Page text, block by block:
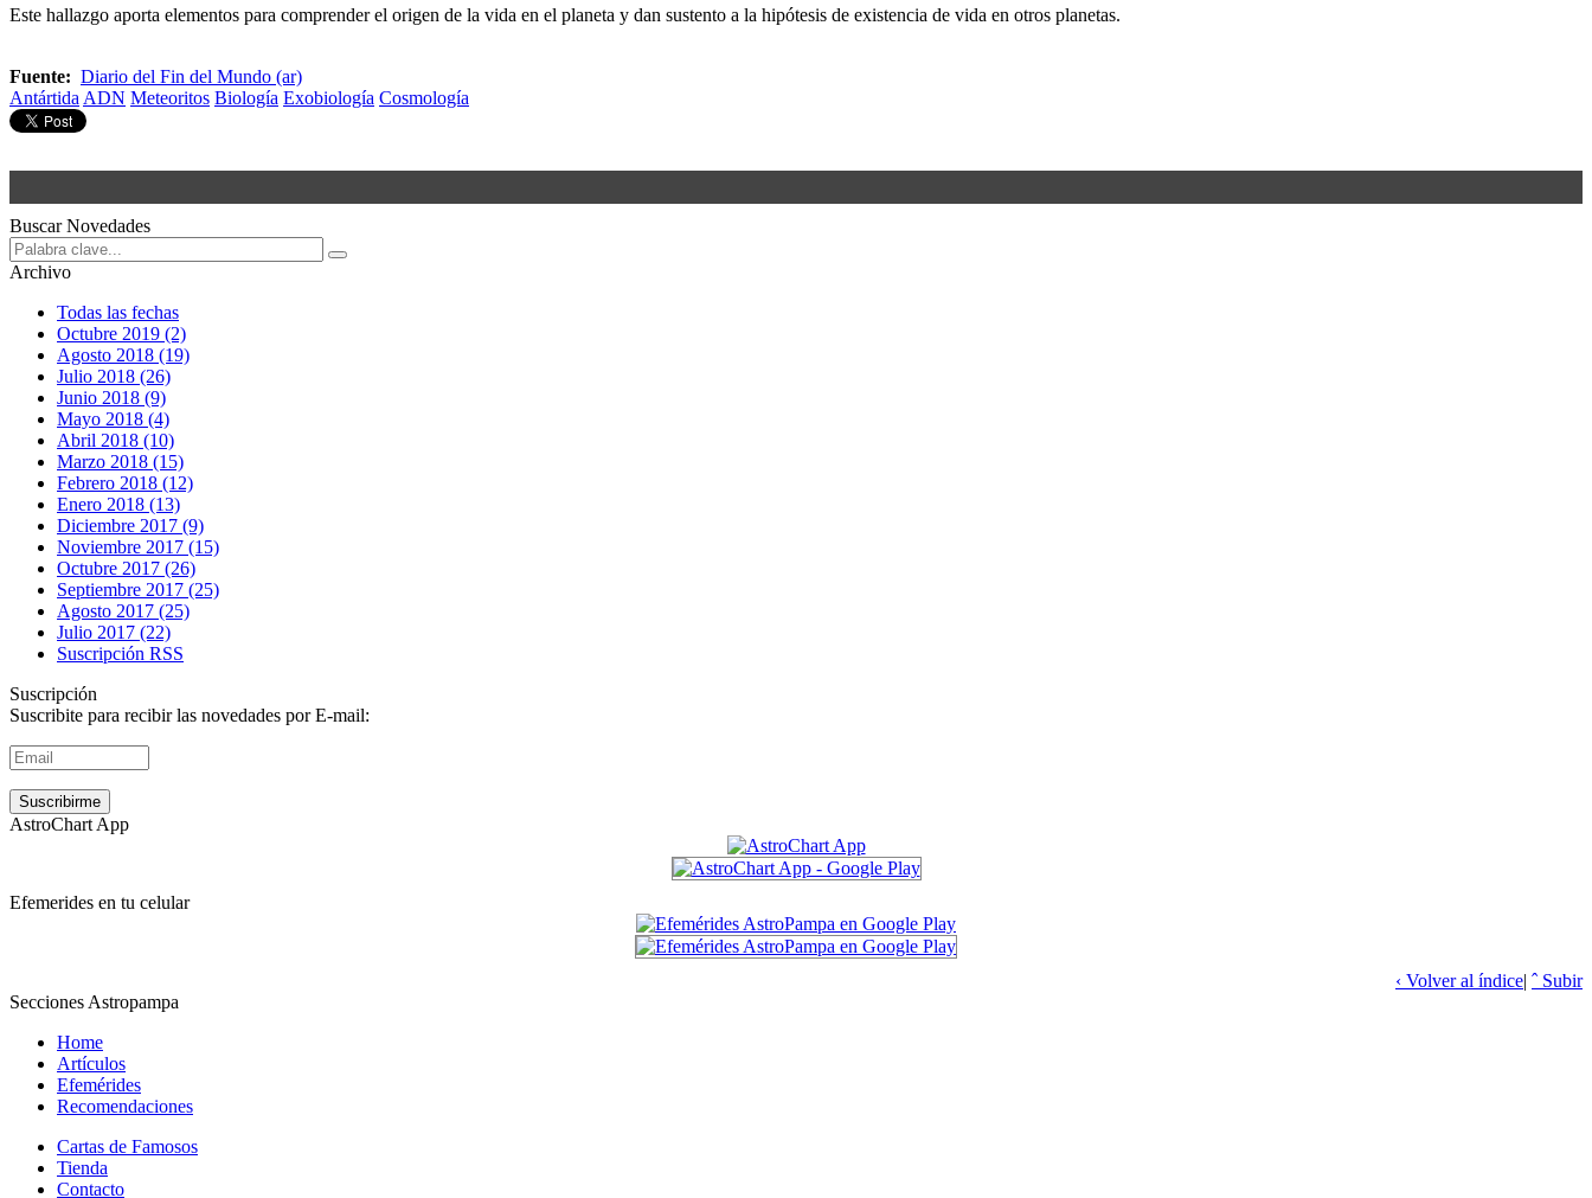
Este hallazgo aporta elementos para comprender el origen de la vida en el planeta y dan sustento a la hipótesis de existencia de vida en otros planetas.
Fuente: Diario del Fin del Mundo (ar)
Antártida ADN Meteoritos Biología Exobiología Cosmología
Buscar Novedades
Archivo
Todas las fechas
Octubre 2019 (2)
Agosto 2018 (19)
Julio 2018 (26)
Junio 2018 (9)
Mayo 2018 (4)
Abril 2018 (10)
Marzo 2018 (15)
Febrero 2018 (12)
Enero 2018 (13)
Diciembre 2017 (9)
Noviembre 2017 (15)
Octubre 2017 (26)
Septiembre 2017 (25)
Agosto 2017 (25)
Julio 2017 (22)
Suscripción RSS
Suscripción
Suscribite para recibir las novedades por E-mail:
AstroChart App
Efemerides en tu celular
‹ Volver al índice| ˆ Subir
Secciones Astropampa
Home
Artículos
Efemérides
Recomendaciones
Cartas de Famosos
Tienda
Contacto